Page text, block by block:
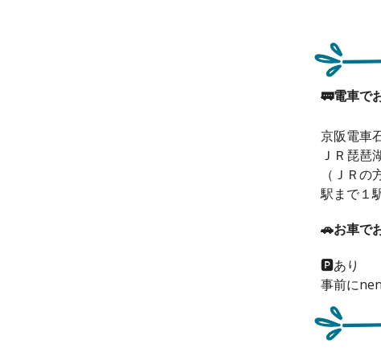
🚃電車で
京阪電車
ＪＲ琵琶
（ＪＲ
駅まで１
🚗お車で
🅿️あり
事前に